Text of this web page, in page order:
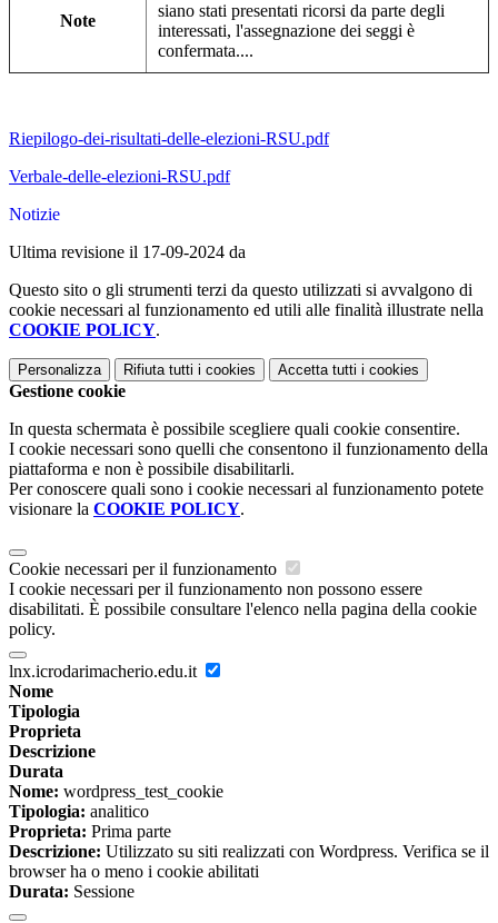
Note
siano stati presentati ricorsi da parte degli
interessati, l'assegnazione dei seggi è
confermata....
Riepilogo-dei-risultati-delle-elezioni-RSU.pdf
Verbale-delle-elezioni-RSU.pdf
Notizie
Ultima revisione il 17-09-2024 da
Questo sito o gli strumenti terzi da questo utilizzati si avvalgono di
cookie necessari al funzionamento ed utili alle finalità illustrate nella
COOKIE POLICY.
Personalizza Rifiuta tutti i cookies Accetta tutti i cookies
Gestione cookie
In questa schermata è possibile scegliere quali cookie consentire.
I cookie necessari sono quelli che consentono il funzionamento della
piattaforma e non è possibile disabilitarli.
Per conoscere quali sono i cookie necessari al funzionamento potete
visionare la COOKIE POLICY.
Cookie necessari per il funzionamento
I cookie necessari per il funzionamento non possono essere
disabilitati. È possibile consultare l'elenco nella pagina della cookie
policy.
lnx.icrodarimacherio.edu.it
Nome
Tipologia
Proprieta
Descrizione
Durata
Nome: wordpress_test_cookie
Tipologia: analitico
Proprieta: Prima parte
Descrizione: Utilizzato su siti realizzati con Wordpress. Verifica se il
browser ha o meno i cookie abilitati
Durata: Sessione